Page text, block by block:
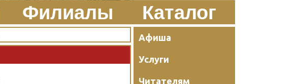
Филиалы Каталог
Афиша
Услуги
Читателям